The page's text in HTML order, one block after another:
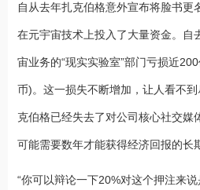
自从去年扎克伯格意外宣布将脸书更
在元宇宙技术上投入了大量资金。自
宙业务的“现实实验室”部门亏损近
币)。这一损失不断增加，让人看不
克伯格已经失去了对公司核心社交媒
可能需要数年才能获得经济回报的长
“你可以辩论一下20%对这个押注来